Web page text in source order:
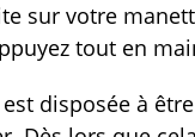
sur votre
tout en
disposée à